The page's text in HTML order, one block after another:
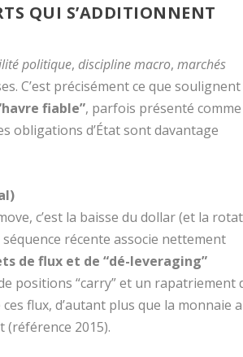
QUI S’ADDITIONNENT
politique, discipline macro,marchés
C’est précisément ce que soulignent
fiable”, parfois présenté comme
obligations d’État sont davantage
c’est la baisse du dollar (et la
récente associe nettement
de flux et de “dé-leveraging”
positions “carry” et un rapatriement
flux, d’autant plus que la monnaie
(référence 2015).